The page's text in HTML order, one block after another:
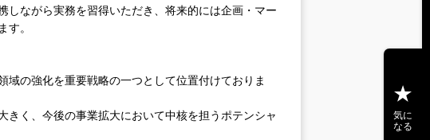
しながら実務を習得いただき、将来的には企画・マー
す。
の強化を重要戦略の一つとして位置付けておりま
く、今後の事業拡大において中核を担うポテンシャ
気に
なる